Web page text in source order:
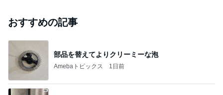
おすすめの記事
部品を替えてよりクリーミーな泡
Amebaトピックス 1日前